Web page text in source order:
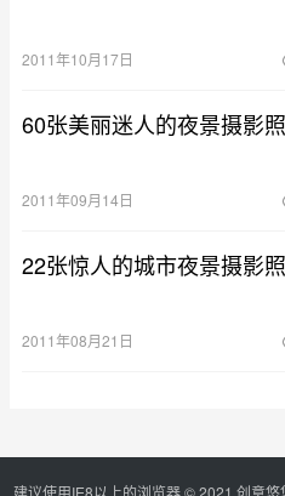
2011年10月17日
60张美丽迷人的夜景摄影
2011年09月14日
22张惊人的城市夜景摄影
2011年08月21日
建议使用IE8以上的浏览器 © 2021 创意悠